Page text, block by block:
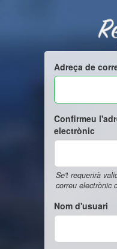
Adreça de
Confirmeu
electrònic
Se't requerirà
correu electrònic
Nom d'usuari